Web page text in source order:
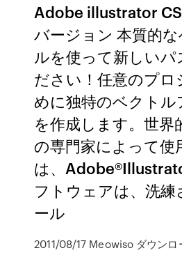
Adobe illustrator
バージョン 本質的
ルを使って新しいパ
ださい！任意のプロ
めに独特のベクトル
を作成します。世界
の専門家によって使
は、
フトウェアは、洗練
ール
2011/08/17 Meowiso ダウンロ